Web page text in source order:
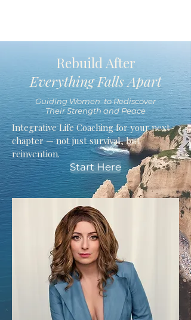
Rebuild After
Everything Falls Apart
Guiding Women to Rediscover
Their Strength and Peace
Integrative Life Coaching for your next
chapter — not just survival, but
reinvention.
Start Here